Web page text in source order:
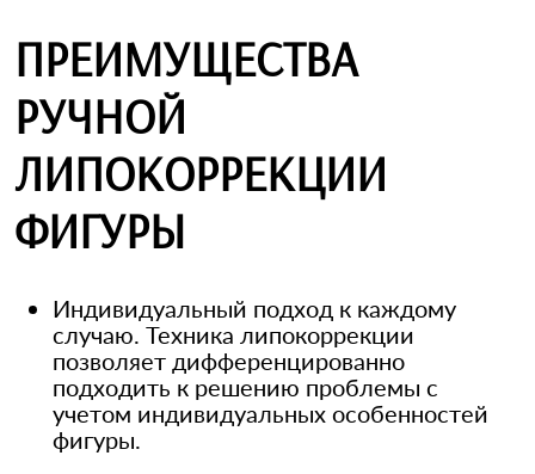
ПРЕИМУЩЕСТВА
РУЧНОЙ
ЛИПОКОРРЕКЦИИ
ФИГУРЫ
Индивидуальный подход к каждому
случаю. Техника липокоррекции
позволяет дифференцированно
подходить к решению проблемы с
учетом индивидуальных особенностей
фигуры.